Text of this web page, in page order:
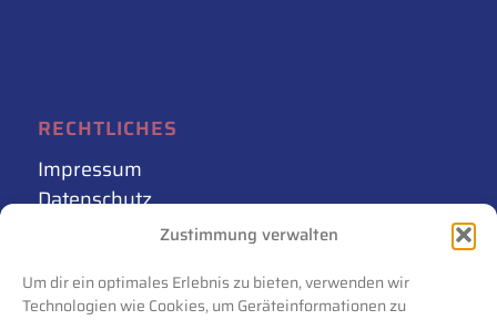
Zustimmung verwalten
Um dir ein optimales Erlebnis zu bieten, verwenden wir
Technologien wie Cookies, um Geräteinformationen zu
RECHTLICHES
Impressum
Datenschutz